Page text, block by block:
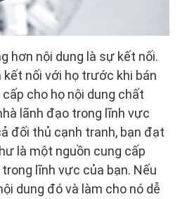
hơn nội dung là sự kết nối.
kết nối với họ trước khi bán
cho họ nội dung chất
lãnh đạo trong lĩnh vực
đối thủ cạnh tranh, bạn đạt
là một nguồn cung cấp
lĩnh vực của bạn. Nếu
dung đó và làm cho nó dễ